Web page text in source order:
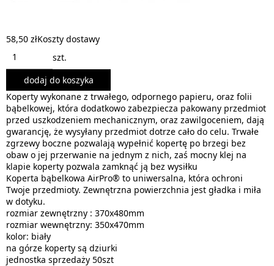
58,50 złKoszty dostawy
szt.
dodaj do koszyka
Koperty wykonane z trwałego, odpornego papieru, oraz folii
bąbelkowej, która dodatkowo zabezpiecza pakowany przedmiot
przed uszkodzeniem mechanicznym, oraz zawilgoceniem, dają
gwarancję, że wysyłany przedmiot dotrze cało do celu. Trwałe
zgrzewy boczne pozwalają wypełnić kopertę po brzegi bez
obaw o jej przerwanie na jednym z nich, zaś mocny klej na
klapie koperty pozwala zamknąć ją bez wysiłku
Koperta bąbelkowa AirPro® to uniwersalna, która ochroni
Twoje przedmioty. Zewnętrzna powierzchnia jest gładka i miła
w dotyku.
rozmiar zewnętrzny : 370x480mm
rozmiar wewnętrzny: 350x470mm
kolor: biały
na górze koperty są dziurki
jednostka sprzedaży 50szt